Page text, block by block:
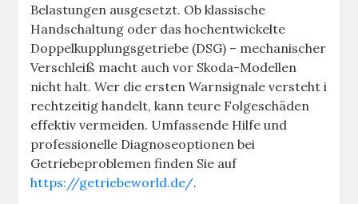
Belastungen ausgesetzt. Ob klassische
Handschaltung oder das hochentwickelte
Doppelkupplungsgetriebe (DSG) – mechanischer
Verschleiß macht auch vor Skoda-Modellen
nicht halt. Wer die ersten Warnsignale versteht i
rechtzeitig handelt, kann teure Folgeschäden
effektiv vermeiden. Umfassende Hilfe und
professionelle Diagnoseoptionen bei
Getriebeproblemen finden Sie auf
https://getriebeworld.de/.